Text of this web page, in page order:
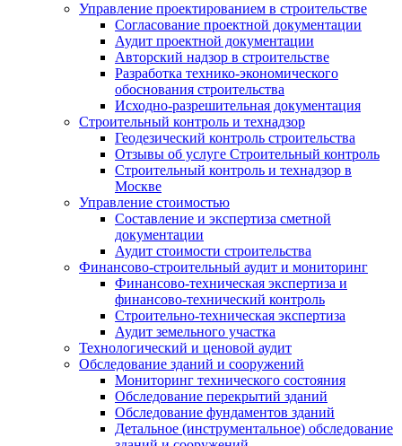
Управление проектированием в строительстве
Согласование проектной документации
Аудит проектной документации
Авторский надзор в строительстве
Разработка технико-экономического
обоснования строительства
Исходно-разрешительная документация
Строительный контроль и технадзор
Геодезический контроль строительства
Отзывы об услуге Строительный контроль
Строительный контроль и технадзор в
Москве
Управление стоимостью
Составление и экспертиза сметной
документации
Аудит стоимости строительства
Финансово-строительный аудит и мониторинг
Финансово-техническая экспертиза и
финансово-технический контроль
Строительно-техническая экспертиза
Аудит земельного участка
Технологический и ценовой аудит
Обследование зданий и сооружений
Мониторинг технического состояния
Обследование перекрытий зданий
Обследование фундаментов зданий
Детальное (инструментальное) обследование